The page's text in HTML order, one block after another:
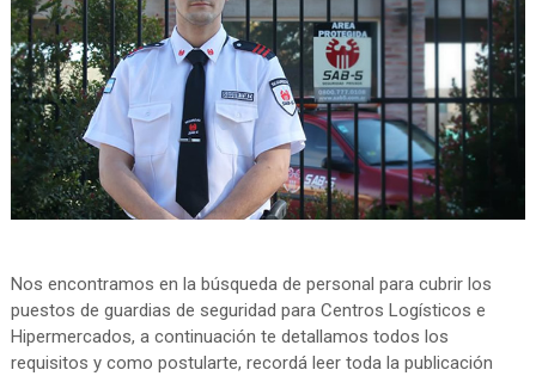
Nos encontramos en la búsqueda de personal para cubrir los
puestos de guardias de seguridad para Centros Logísticos e
Hipermercados, a continuación te detallamos todos los
requisitos y como postularte, recordá leer toda la publicación